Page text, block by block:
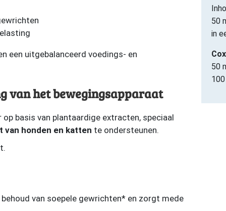
een uitgebalanceerd voedings- en
van het bewegingsapparaat
basis van plantaardige extracten, speciaal
van honden en katten te ondersteunen.
van soepele gewrichten* en zorgt mede
50
in
50